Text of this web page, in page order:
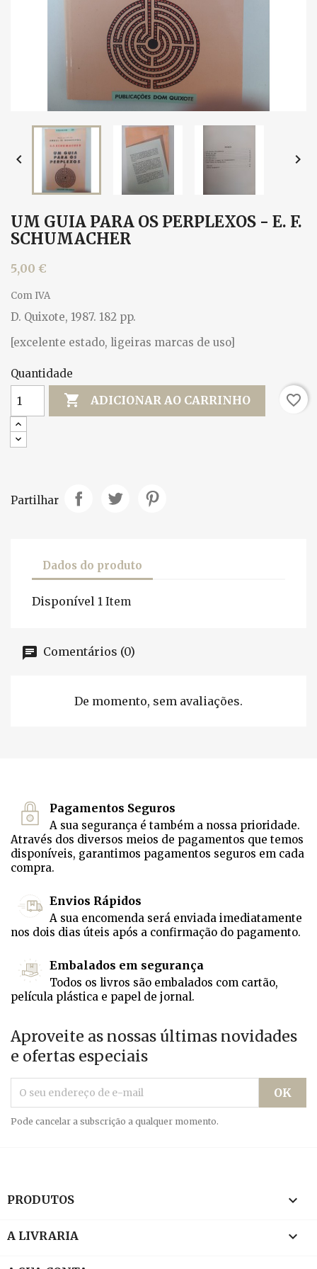
 
UM GUIA PARA OS PERPLEXOS - E. F.
SCHUMACHER
5,00 €
Com IVA
D. Quixote, 1987. 182 pp.
[excelente estado, ligeiras marcas de uso]
Quantidade
 ADICIONAR AO CARRINHO favorite_border
Partilhar
Dados do produto
Disponível 1 Item
Comentários (0)
De momento, sem avaliações.
Pagamentos Seguros
A sua segurança é também a nossa prioridade.
Através dos diversos meios de pagamentos que temos
disponíveis, garantimos pagamentos seguros em cada
compra.
Envios Rápidos
A sua encomenda será enviada imediatamente
nos dois dias úteis após a confirmação do pagamento.
Embalados em segurança
Todos os livros são embalados com cartão,
película plástica e papel de jornal.
Aproveite as nossas últimas novidades
e ofertas especiais
Pode cancelar a subscrição a qualquer momento.
PRODUTOS 
A LIVRARIA 